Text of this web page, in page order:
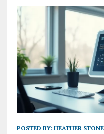
POSTED BY: HEATHER STONE